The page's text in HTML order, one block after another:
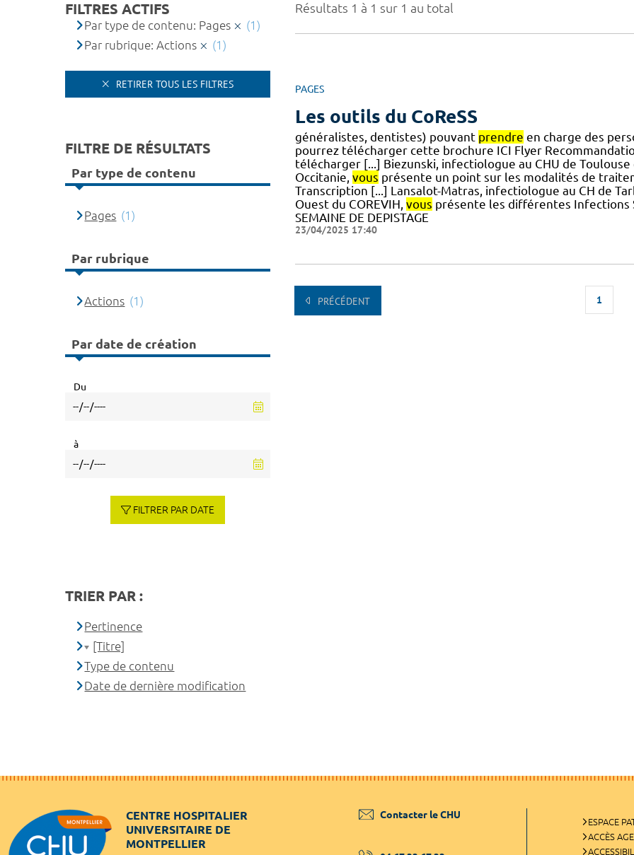
Résultats 1 à 1 sur 1 au total
PAGES
Les outils du CoReSS
généralistes, dentistes) pouvant prendre en charge des
pourrez télécharger cette brochure ICI Flyer
télécharger [...] Biezunski, infectiologue au CHU de
Occitanie, vous présente un point sur les modalités de
Transcription [...] Lansalot-Matras, infectiologue au CH de
Ouest du COREVIH, vous présente les différentes Infections
SEMAINE DE DEPISTAGE
23/04/2025 17:40
PRÉCÉDENT 1
FILTRES ACTIFS
Par type de contenu: Pages
(1)
Par rubrique: Actions
(1)
RETIRER TOUS LES FILTRES
FILTRE DE RÉSULTATS
Par type de contenu
Pages (1)
Par rubrique
Actions (1)
Par date de création
Du
à
FILTRER PAR DATE
TRIER PAR :
Pertinence
[Titre]
Type de contenu
Date de dernière modification
CENTRE HOSPITALIER
UNIVERSITAIRE DE
MONTPELLIER
Contacter le CHU
ESPACE
ACCÈS